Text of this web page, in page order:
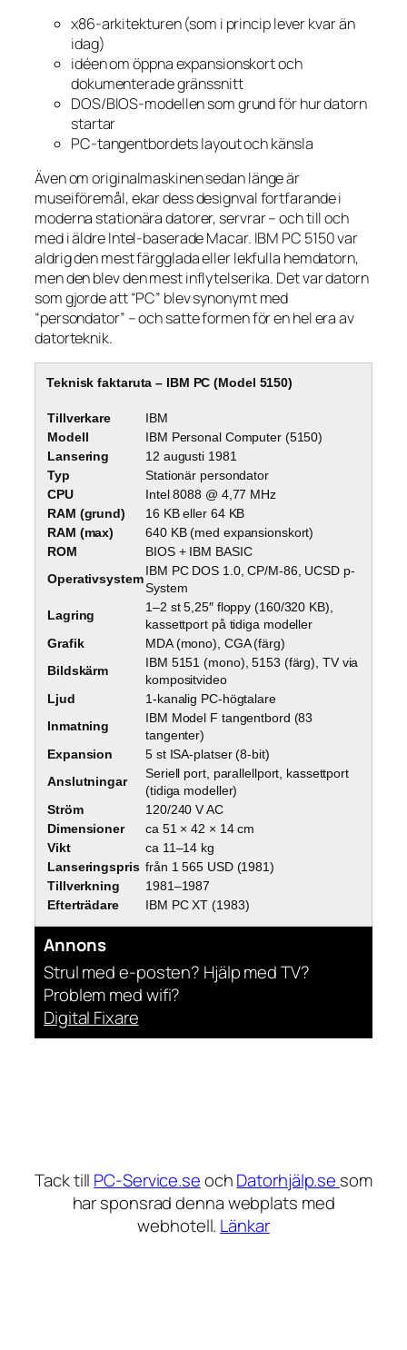
x86-arkitekturen (som i princip lever kvar än
idag)
idéen om öppna expansionskort och
dokumenterade gränssnitt
DOS/BIOS-modellen som grund för hur datorn
startar
PC-tangentbordets layout och känsla
Även om originalmaskinen sedan länge är
museiföremål, ekar dess designval fortfarande i
moderna stationära datorer, servrar – och till och
med i äldre Intel-baserade Macar. IBM PC 5150 var
aldrig den mest färgglada eller lekfulla hemdatorn,
men den blev den mest inflytelserika. Det var datorn
som gjorde att “PC” blev synonymt med
“persondator” – och satte formen för en hel era av
datorteknik.
Teknisk faktaruta – IBM PC (Model 5150)
Tillverkare
IBM
Modell
IBM Personal Computer (5150)
Lansering
12 augusti 1981
Typ
Stationär persondator
CPU
Intel 8088 @ 4,77 MHz
RAM (grund)
16 KB eller 64 KB
RAM (max)
640 KB (med expansionskort)
ROM
BIOS + IBM BASIC
Operativsystem
IBM PC DOS 1.0, CP/M-86, UCSD p-
System
Lagring
1–2 st 5,25″ floppy (160/320 KB),
kassettport på tidiga modeller
Grafik
MDA (mono), CGA (färg)
Bildskärm
IBM 5151 (mono), 5153 (färg), TV via
kompositvideo
Ljud
1-kanalig PC-högtalare
Inmatning
IBM Model F tangentbord (83
tangenter)
Expansion
5 st ISA-platser (8-bit)
Anslutningar
Seriell port, parallellport, kassettport
(tidiga modeller)
Ström
120/240 V AC
Dimensioner
ca 51 × 42 × 14 cm
Vikt
ca 11–14 kg
Lanseringspris från 1 565 USD (1981)
Tillverkning
1981–1987
Efterträdare
IBM PC XT (1983)
Annons
Strul med e-posten? Hjälp med TV?
Problem med wifi?
Digital Fixare
Tack till PC-Service.seochDatorhjälp.se som
har sponsrad denna webplats med
webhotell. Länkar